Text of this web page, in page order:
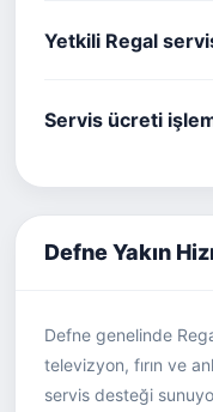
Yetkili Regal
Servis ücreti
Defne Yakın
Defne genelinde
televizyon, fırın ve
servis desteği